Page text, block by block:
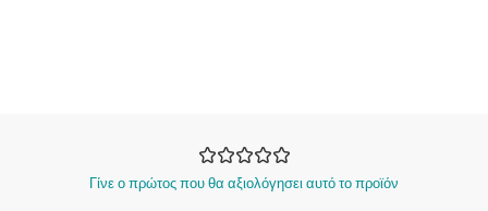
Γίνε ο πρώτος που θα αξιολόγησει αυτό το προϊόν